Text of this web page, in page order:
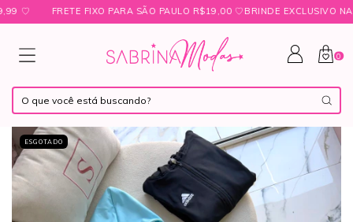
FRETE FIXO PARA SÃO PAULO R$19,00 ㅤ♡ㅤBRINDE EXCLUSIVO NAS
0
ESGOTADO